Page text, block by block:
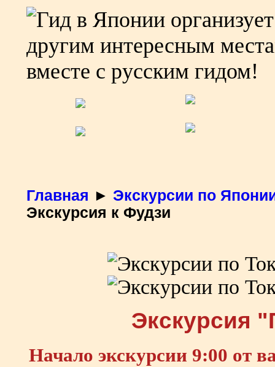
Главная ► Экскурсии по
Экскурсия к Фудзи
Экскурсия
Начало экскурсии 9:00 от